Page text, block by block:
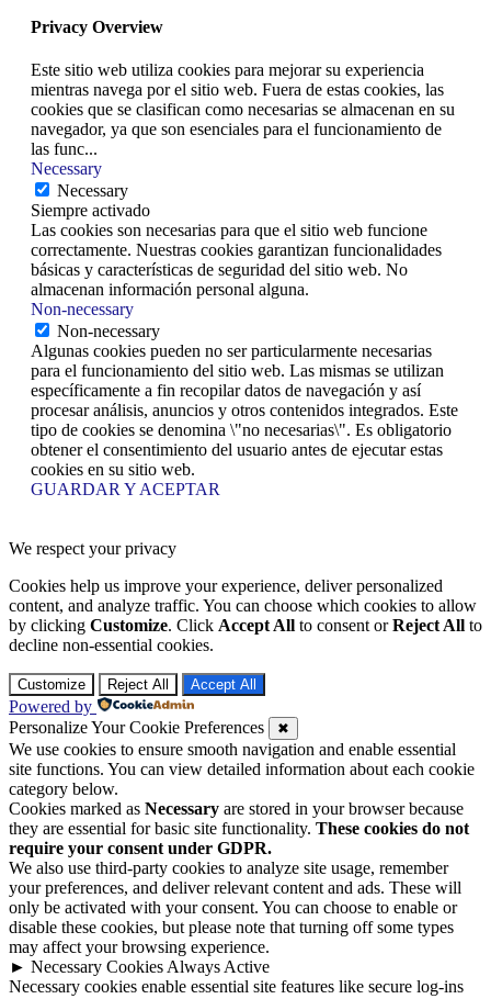
Privacy Overview
Este sitio web utiliza cookies para mejorar su experiencia
mientras navega por el sitio web. Fuera de estas cookies, las
cookies que se clasifican como necesarias se almacenan en su
navegador, ya que son esenciales para el funcionamiento de
las func...
Necessary
Necessary
Siempre activado
Las cookies son necesarias para que el sitio web funcione
correctamente. Nuestras cookies garantizan funcionalidades
básicas y características de seguridad del sitio web. No
almacenan información personal alguna.
Non-necessary
Non-necessary
Algunas cookies pueden no ser particularmente necesarias
para el funcionamiento del sitio web. Las mismas se utilizan
específicamente a fin recopilar datos de navegación y así
procesar análisis, anuncios y otros contenidos integrados. Este
tipo de cookies se denomina \"no necesarias\". Es obligatorio
obtener el consentimiento del usuario antes de ejecutar estas
cookies en su sitio web.
GUARDAR Y ACEPTAR
We respect your privacy
Cookies help us improve your experience, deliver personalized
content, and analyze traffic. You can choose which cookies to allow
by clicking Customize. Click Accept All to consent orReject All to
decline non-essential cookies.
Customize Reject All Accept All
Powered by
Personalize Your Cookie Preferences
✖
We use cookies to ensure smooth navigation and enable essential
site functions. You can view detailed information about each cookie
category below.
Cookies marked as Necessary are stored in your browser because
they are essential for basic site functionality. These cookies do not
require your consent under GDPR.
We also use third-party cookies to analyze site usage, remember
your preferences, and deliver relevant content and ads. These will
only be activated with your consent. You can choose to enable or
disable these cookies, but please note that turning off some types
may affect your browsing experience.
► Necessary Cookies Always Active
Necessary cookies enable essential site features like secure log-ins